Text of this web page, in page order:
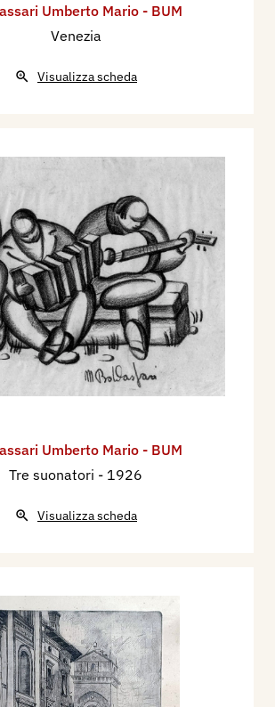
Umberto Mario - BUM
Venezia
Visualizza scheda
Umberto Mario - BUM
Tre suonatori - 1926
Visualizza scheda